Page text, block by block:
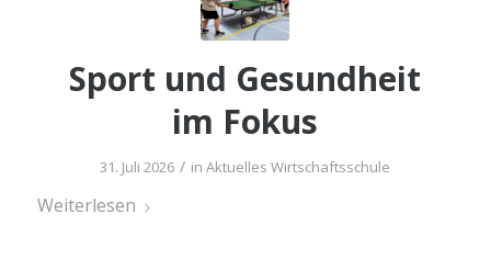
Sport und Gesund­heit
im Fokus
31. Juli 2026 / inAktuelles Wirtschaftsschule
Wei­ter­le­sen